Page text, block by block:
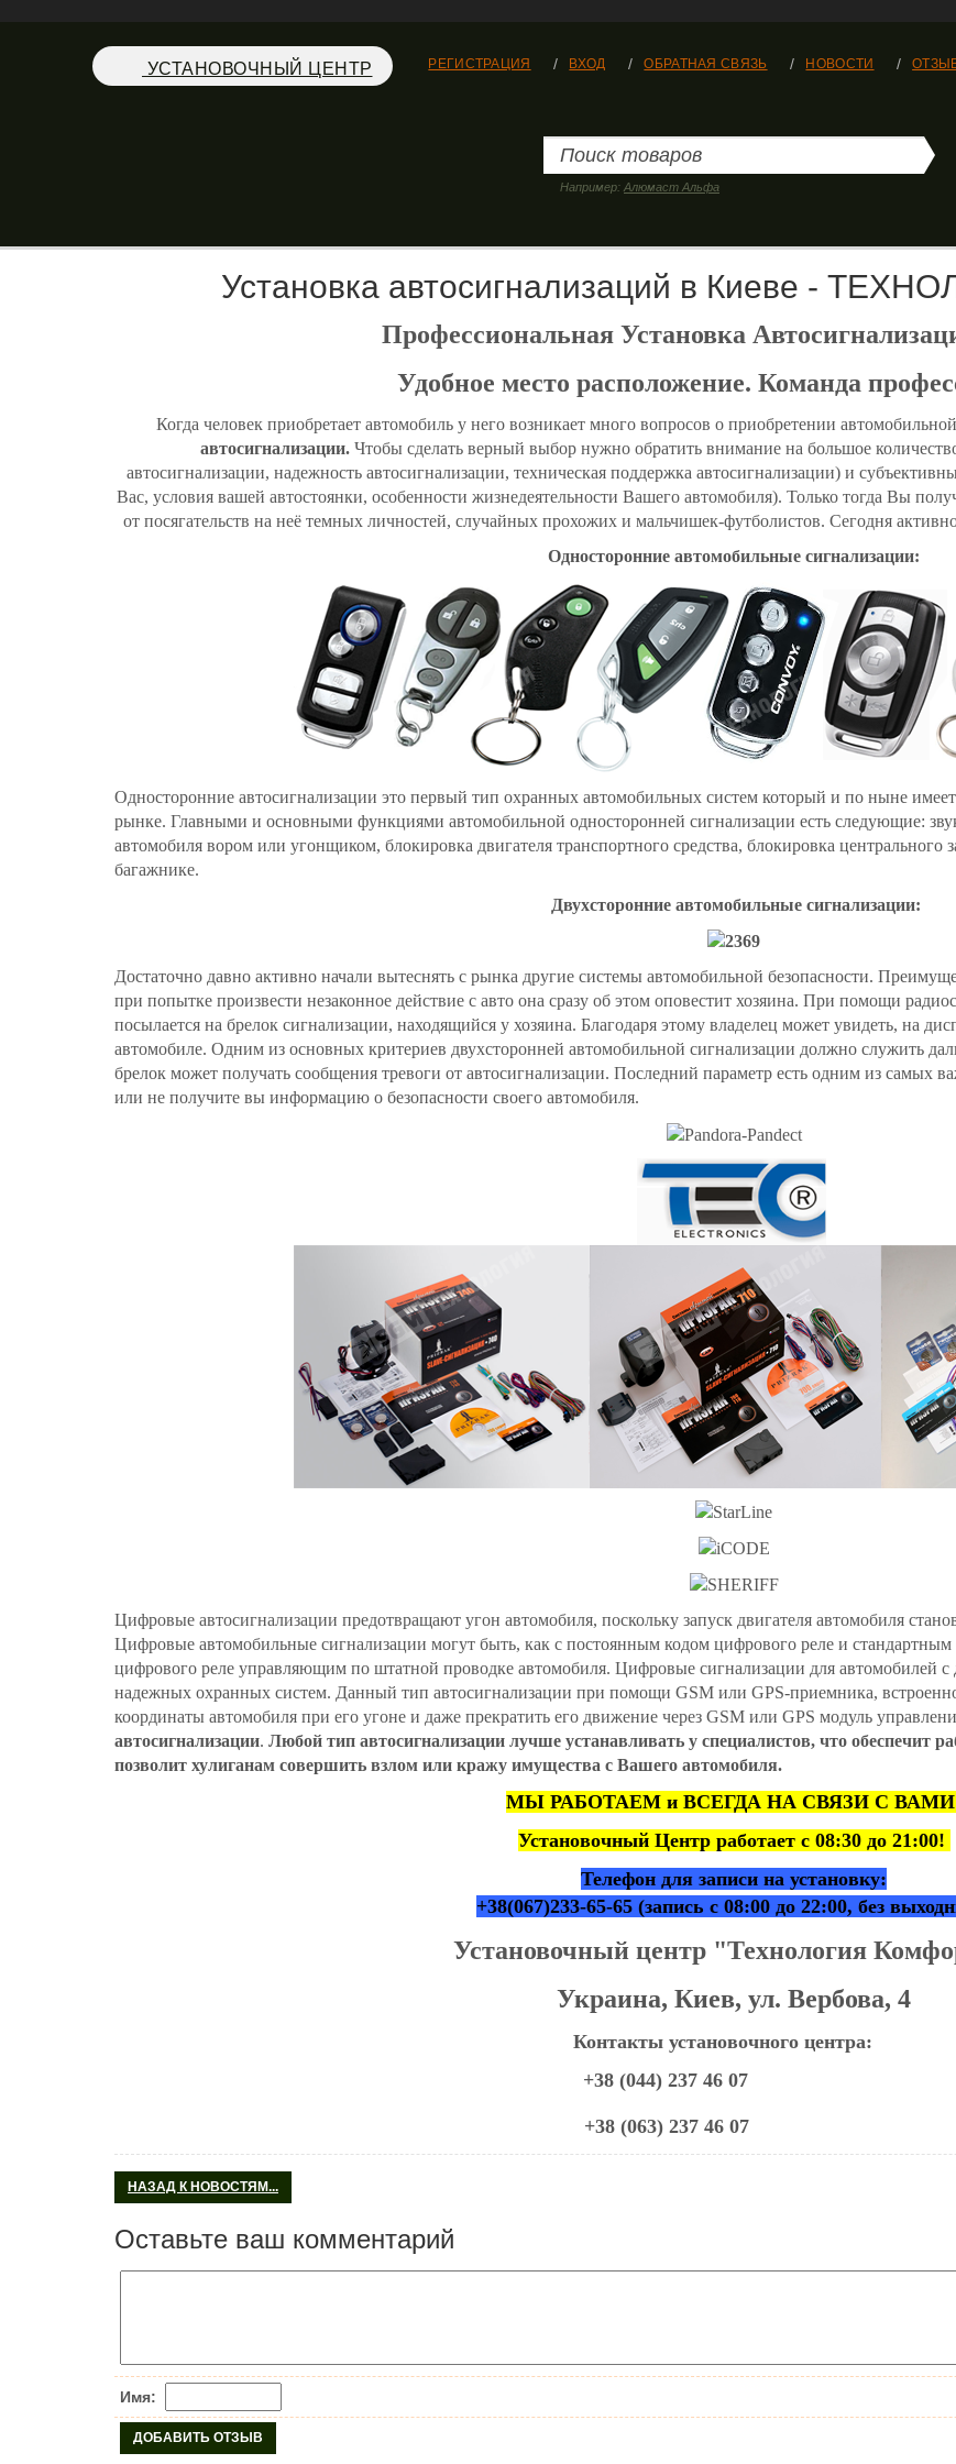
УСТАНОВОЧНЫЙ ЦЕНТР РЕГИСТРАЦИЯ ВХОД ОБРАТНАЯ СВЯЗЬ НОВОСТИ
Например: Алюмаст Альфа
Установка автосигнализаций в Киеве -
Профессиональная Установка
Удобное место расположение. Команда
Когда человек приобретает автомобиль у него возникает много вопросов о приобретении
автосигнализации. Чтобы сделать верный выбор нужно обратить внимание на большое
автосигнализации, надежность автосигнализации, техническая поддержка автосигнализации) и
Вас, условия вашей автостоянки, особенности жизнедеятельности Вашего автомобиля). Только тогда Вы
от посягательств на неё темных личностей, случайных прохожих и мальчишек-футболистов. Сегодня
Односторонние автомобильные сигнализации:
Односторонние автосигнализации это первый тип охранных автомобильных систем который и по ныне
рынке. Главными и основными функциями автомобильной односторонней сигнализации есть следующие:
автомобиля вором или угонщиком, блокировка двигателя транспортного средства, блокировка центрального
багажнике.
Двухсторонние автомобильные сигнализации:
Достаточно давно активно начали вытеснять с рынка другие системы автомобильной безопасности.
при попытке произвести незаконное действие с авто она сразу об этом оповестит хозяина. При помощи
посылается на брелок сигнализации, находящийся у хозяина. Благодаря этому владелец может увидеть, на
автомобиле. Одним из основных критериев двухсторонней автомобильной сигнализации должно служить
брелок может получать сообщения тревоги от автосигнализации. Последний параметр есть одним из самых
или не получите вы информацию о безопасности своего автомобиля.
Цифровые автосигнализации предотвращают угон автомобиля, поскольку запуск двигателя автомобиля
Цифровые автомобильные сигнализации могут быть, как с постоянным кодом цифрового реле и
цифрового реле управляющим по штатной проводке автомобиля. Цифровые сигнализации для автомобилей
надежных охранных систем. Данный тип автосигнализации при помощи GSM или GPS-приемника,
координаты автомобиля при его угоне и даже прекратить его движение через GSM или GPS модуль
автосигнализации. Любой тип автосигнализации лучше устанавливать у специалистов, что обеспечит
позволит хулиганам совершить взлом или кражу имущества с Вашего автомобиля.
МЫ РАБОТАЕМ и ВСЕГДА НА СВЯЗИ С
Установочный Центр работает с 08:30 до 21:00!
Телефон для записи на установку:
+38(067)233-65-65 (запись с 08:00 до 22:00, без
Установочный центр "Технология
Украина, Киев, ул. Вербова, 4
Контакты установочного центра:
+38 (044) 237 46 07
+38 (063) 237 46 07
НАЗАД К НОВОСТЯМ...
Оставьте ваш комментарий
Имя: